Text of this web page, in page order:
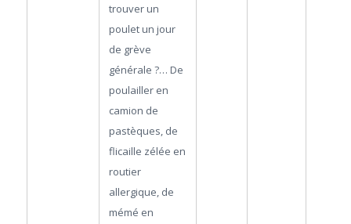
trouver un
poulet un jour
de grève
générale ?… De
poulailler en
camion de
pastèques, de
flicaille zélée en
routier
allergique, de
mémé en